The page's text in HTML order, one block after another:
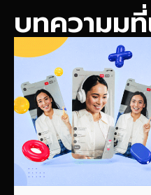
บทความม